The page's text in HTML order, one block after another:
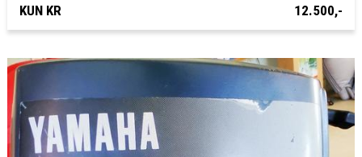
KUN KR 12.500,-